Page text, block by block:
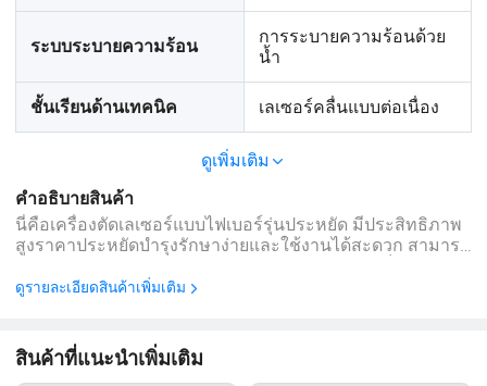
ระบบระบายความร้อน
การระบายความร้อนด้วย
น้ำ
ชั้นเรียนด้านเทคนิค เลเซอร์คลื่นแบบต่อเนื่อง
ดูเพิ่มเติม
คำอธิบายสินค้า
นี่คือเครื่องตัดเลเซอร์แบบไฟเบอร์รุ่นประหยัด มีประสิทธิภาพ
สูงราคาประหยัดบำรุงรักษาง่ายและใช้งานได้สะดวก สามารถ
ข้อดี ความเร็วการตัดที่รวดเร็วประสิทธิภาพสูงการทำงานที่
ดูรายละเอียดสินค้าเพิ่มเติม
สินค้าที่แนะนำเพิ่มเติม